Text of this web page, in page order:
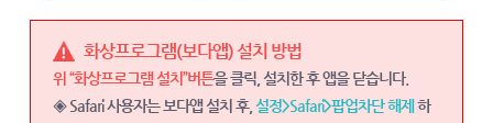
화상프로그램(보다앱) 설치 방법
위 “화상프로그램 설치”버튼을 클릭, 설치한 후 앱을 닫습니다.
◈ Safari 사용자는 보다앱 설치 후, 설정>Safari>팝업차단 해제 하